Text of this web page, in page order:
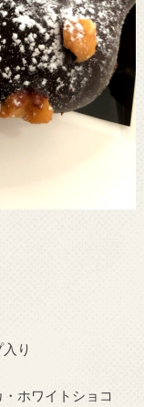
り
ホワイトショコ